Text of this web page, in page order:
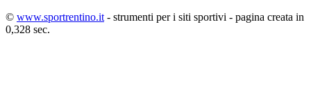
© www.sportrentino.it - strumenti per i siti sportivi - pagina creata in
0,328 sec.